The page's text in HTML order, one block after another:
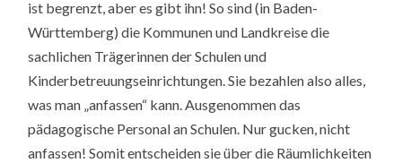
ist begrenzt, aber es gibt ihn! So sind (in Baden-
Württemberg) die Kommunen und Landkreise die
sachlichen Trägerinnen der Schulen und
Kinderbetreuungseinrichtungen. Sie bezahlen also alles,
was man „anfassen“ kann. Ausgenommen das
pädagogische Personal an Schulen. Nur gucken, nicht
anfassen! Somit entscheiden sie über die Räumlichkeiten